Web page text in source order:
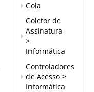
Cola
Coletor de
Assinatura
>
Informática
Controladores
de Acesso >
Informática